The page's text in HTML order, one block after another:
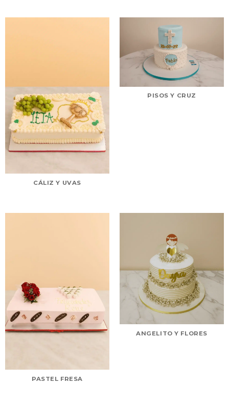
CÁLIZ Y UVAS
PISOS Y CRUZ
PASTEL FRESA
ANGELITO Y FLORES